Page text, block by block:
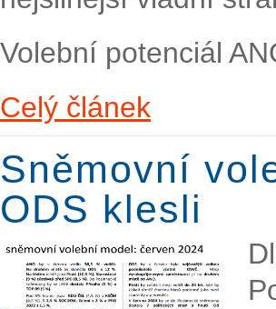
Volební potenciál
Celý článek
Sněmovní
ODS klesli